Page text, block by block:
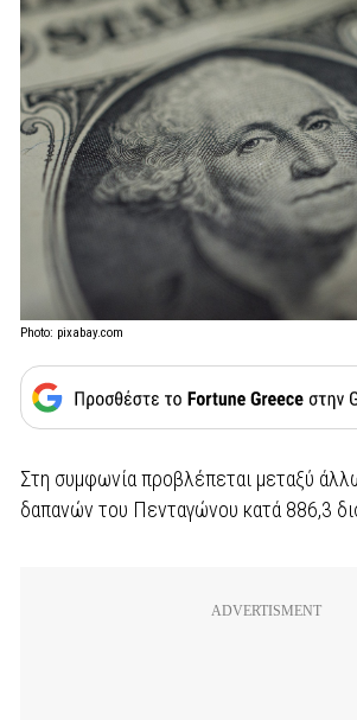
Photo: pixabay.com
Στη συμφωνία προβλέπεται μεταξύ
δαπανών του Πενταγώνου κατά 886,3